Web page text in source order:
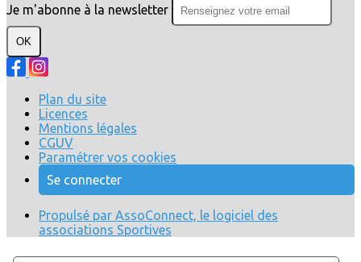
Je m'abonne à la newsletter
OK
Plan du site
Licences
Mentions légales
CGUV
Paramétrer vos cookies
Se connecter
Propulsé par AssoConnect, le logiciel des
associations Sportives